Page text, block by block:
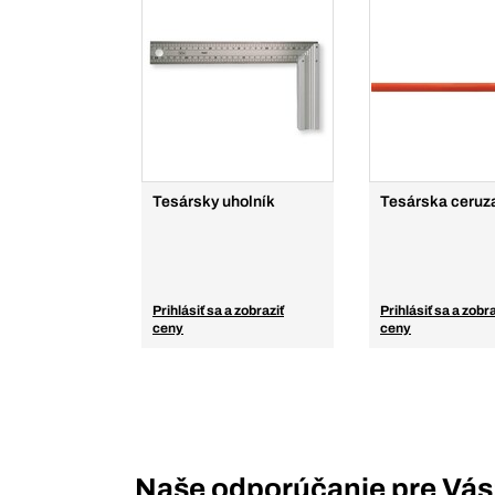
Tesársky uholník
Prihlásiť sa a zobraziť
ceny
Tesárska
Prihlásiť sa a
ceny
Naše odporúčanie pre